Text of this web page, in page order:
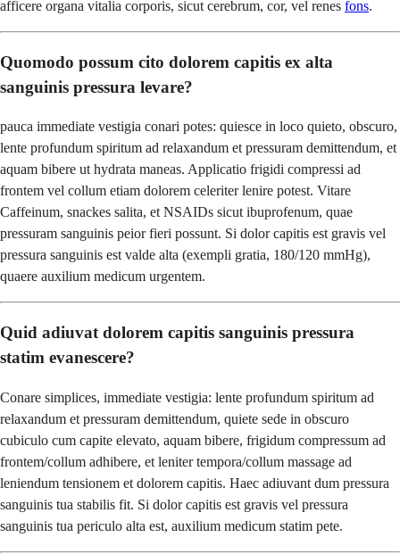
afficere organa vitalia corporis, sicut cerebrum, cor, vel renes fons.
Quomodo possum cito dolorem capitis ex alta
sanguinis pressura levare?
pauca immediate vestigia conari potes: quiesce in loco quieto, obscuro,
lente profundum spiritum ad relaxandum et pressuram demittendum, et
aquam bibere ut hydrata maneas. Applicatio frigidi compressi ad
frontem vel collum etiam dolorem celeriter lenire potest. Vitare
Caffeinum, snackes salita, et NSAIDs sicut ibuprofenum, quae
pressuram sanguinis peior fieri possunt. Si dolor capitis est gravis vel
pressura sanguinis est valde alta (exempli gratia, 180/120 mmHg),
quaere auxilium medicum urgentem.
Quid adiuvat dolorem capitis sanguinis pressura
statim evanescere?
Conare simplices, immediate vestigia: lente profundum spiritum ad
relaxandum et pressuram demittendum, quiete sede in obscuro
cubiculo cum capite elevato, aquam bibere, frigidum compressum ad
frontem/collum adhibere, et leniter tempora/collum massage ad
leniendum tensionem et dolorem capitis. Haec adiuvant dum pressura
sanguinis tua stabilis fit. Si dolor capitis est gravis vel pressura
sanguinis tua periculo alta est, auxilium medicum statim pete.